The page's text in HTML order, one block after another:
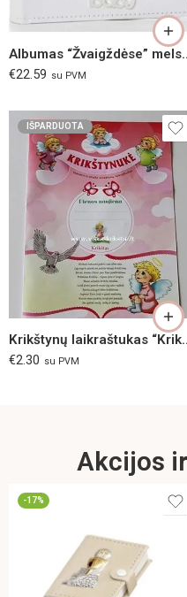
Albumas
€22.59 su PVM
IŠPARDUOTA
Krikštynų
€2.30 su PVM
Akcijos
-17%